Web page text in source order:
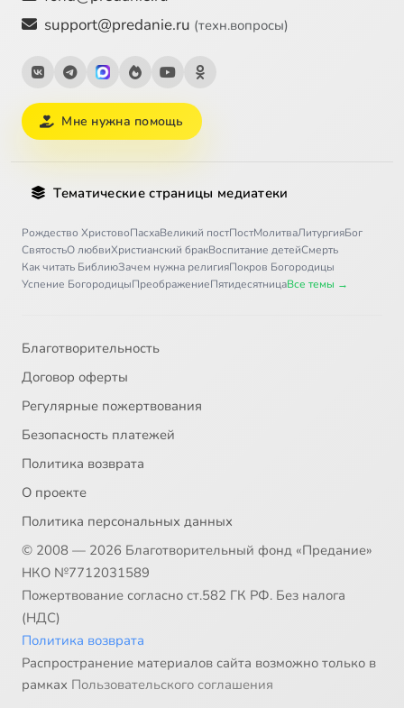
support@predanie.ru (техн.вопросы)
Мне нужна помощь
Тематические страницы медиатеки
Рождество ХристовоПасхаВеликий постПостМолитваЛитургияБог
СвятостьО любвиХристианский бракВоспитание детейСмерть
Как читать БиблиюЗачем нужна религияПокров Богородицы
Успение БогородицыПреображениеПятидесятницаВсе темы →
Благотворительность
Договор оферты
Регулярные пожертвования
Безопасность платежей
Политика возврата
О проекте
Политика персональных данных
© 2008 — 2026 Благотворительный фонд «Предание»
НКО №7712031589
Пожертвование согласно ст.582 ГК РФ. Без налога
(НДС)
Политика возврата
Распространение материалов сайта возможно только в
рамках Пользовательского соглашения